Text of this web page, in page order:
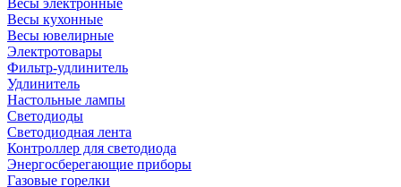
Весы электронные
Весы кухонные
Весы ювелирные
Электротовары
Фильтр-удлинитель
Удлинитель
Настольные лампы
Светодиоды
Светодиодная лента
Контроллер для светодиода
Энергосберегающие приборы
Газовые горелки